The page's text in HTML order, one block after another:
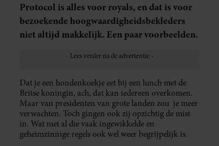
Protocol is alles voor royals, en dat is voor
bezoekende hoogwaardigheidsbekleders
niet altijd makkelijk. Een paar voorbeelden.
Dat je een hondenkoekje eet bij een lunch met de
Britse koningin, ach, dat kan iedereen overkomen.
Maar van presidenten van grote landen zou je meer
verwachten. Toch gingen ook zij opzichtig de mist
in. Wat met al die vaak ingewikkelde en
geheimzinnige regels ook wel weer begrijpelijk is.